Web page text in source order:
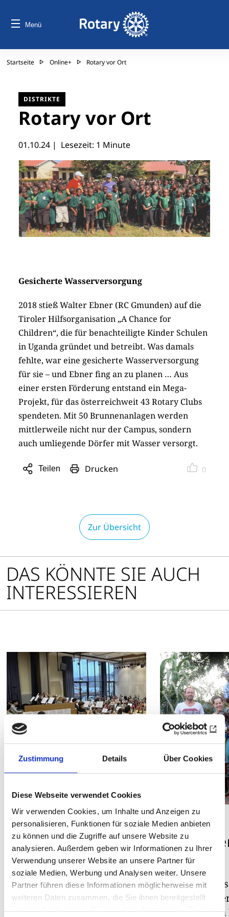
Zustimmung Details Über Cookies
Diese Webseite verwendet Cookies
Wir verwenden Cookies, um Inhalte und Anzeigen zu
personalisieren, Funktionen für soziale Medien anbieten
zu können und die Zugriffe auf unsere Website zu
analysieren. Außerdem geben wir Informationen zu Ihrer
Verwendung unserer Website an unsere Partner für
soziale Medien, Werbung und Analysen weiter. Unsere
Partner führen diese Informationen möglicherweise mit
weiteren Daten zusammen, die Sie ihnen bereitgestellt
Menü
Startseite Online+ Rotary vor Ort
DISTRIKTE
Rotary vor Ort
01.10.24 | Lesezeit: 1 Minute
Gesicherte Wasserversorgung
2018 stieß Walter Ebner (RC Gmunden) auf die
Tiroler Hilfsorganisation „A Chance for
Children“, die für benachteiligte Kinder Schulen
in Uganda gründet und betreibt. Was damals
fehlte, war eine gesicherte Wasserversorgung
für sie – und Ebner fing an zu planen … Aus
einer ersten Förderung entstand ein Mega-
Projekt, für das österreichweit 43 Rotary Clubs
spendeten. Mit 50 Brunnenanlagen werden
mittlerweile nicht nur der Campus, sondern
auch umliegende Dörfer mit Wasser versorgt.
Teilen
Sharing
Drucken 0
Zur Übersicht
DAS KÖNNTE SIE AUCH
INTERESSIEREN
DISTRIKT 1810
Musikförderung
durch
Konzertspende
Rotary Orchester erspielt
DISTRIKT 1930
Der
Hilfe
Rainbow
unterstützt
Jugendliche in